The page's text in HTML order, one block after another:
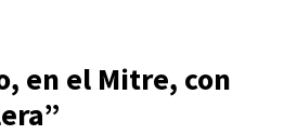
en el Mitre, con